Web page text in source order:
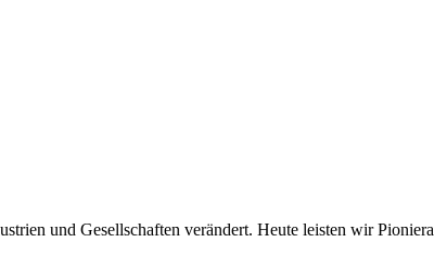
und Gesellschaften verändert. Heute leisten wir